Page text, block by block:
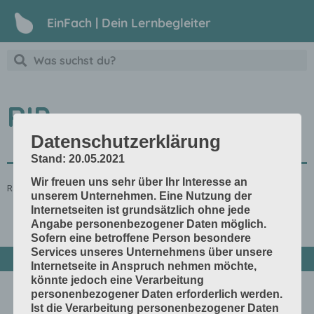
EinFach | Dein Lernbegleiter
RIP
Raster Image Processor
Datenschutzerklärung
Stand: 20.05.2021
Wir freuen uns sehr über Ihr Interesse an
unserem Unternehmen. Eine Nutzung der
Internetseiten ist grundsätzlich ohne jede
Angabe personenbezogener Daten möglich.
Sofern eine betroffene Person besondere
Services unseres Unternehmens über unsere
Internetseite in Anspruch nehmen möchte,
könnte jedoch eine Verarbeitung
personenbezogener Daten erforderlich werden.
Ist die Verarbeitung personenbezogener Daten